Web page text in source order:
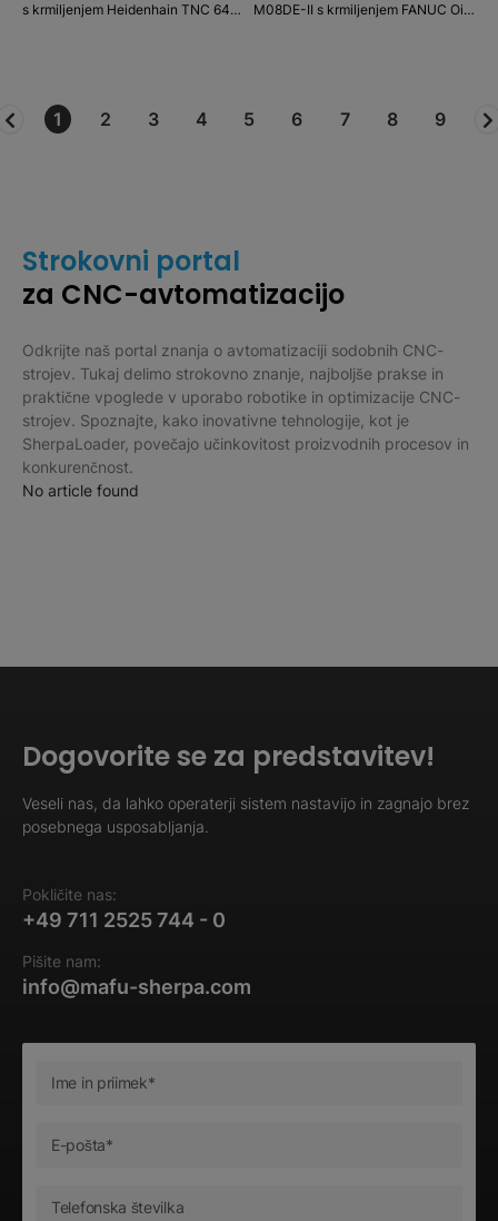
s krmiljenjem Heidenhain TNC 640.
M08DE-II s krmiljenjem FANUC Oi-
1 2 3 4 5 6 7 8 9
Strokovni portal
za CNC-avtomatizacijo
Odkrijte naš portal znanja o avtomatizaciji sodobnih CNC-
strojev. Tukaj delimo strokovno znanje, najboljše prakse in
praktične vpoglede v uporabo robotike in optimizacije CNC-
strojev. Spoznajte, kako inovativne tehnologije, kot je
SherpaLoader, povečajo učinkovitost proizvodnih procesov in
konkurenčnost.
No article found
Dogovorite se za predstavitev!
Veseli nas, da lahko operaterji sistem nastavijo in zagnajo brez
posebnega usposabljanja.
Pokličite nas:
+49 711 2525 744 - 0
Pišite nam:
info@mafu-sherpa.com